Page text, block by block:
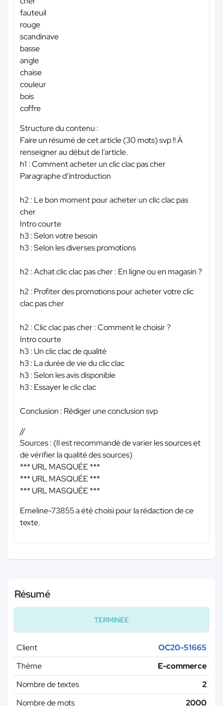
fauteuil
rouge
scandinave
basse
angle
chaise
couleur
bois
coffre
Structure du contenu :
Faire un résumé de cet article (30 mots) svp !! À
renseigner au début de l’article.
h1 : Comment acheter un clic clac pas cher
Paragraphe d’introduction
h2 : Le bon moment pour acheter un clic clac pas
cher
Intro courte
h3 : Selon votre besoin
h3 : Selon les diverses promotions
h2 : Achat clic clac pas cher : En ligne ou en magasin ?
h2 : Profiter des promotions pour acheter votre clic
clac pas cher
h2 : Clic clac pas cher : Comment le choisir ?
Intro courte
h3 : Un clic clac de qualité
h3 : La durée de vie du clic clac
h3 : Selon les avis disponible
h3 : Essayer le clic clac
Conclusion : Rédiger une conclusion svp
//
Sources : (Il est recommandé de varier les sources et
de vérifier la qualité des sources)
*** URL MASQUÉE ***
*** URL MASQUÉE ***
*** URL MASQUÉE ***
Emeline-73855 a été choisi pour la rédaction de ce
texte.
Résumé
TERMINÉE
Client
OC20-51665
Thème
E-commerce
Nombre de textes
2
Nombre de mots
2000